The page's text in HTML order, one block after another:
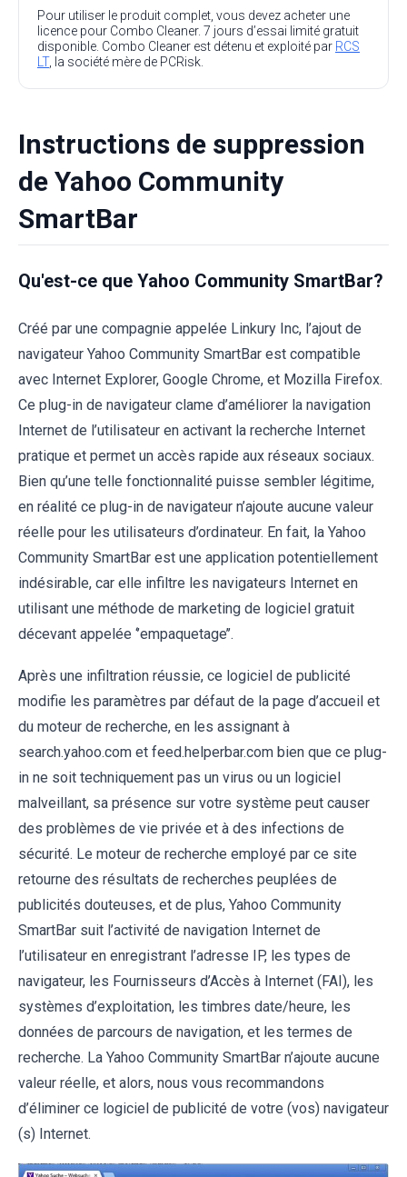
Pour utiliser le produit complet, vous devez acheter une
licence pour Combo Cleaner. 7 jours d’essai limité gratuit
disponible. Combo Cleaner est détenu et exploité par RCS
LT, la société mère de PCRisk.
Instructions de suppression
de Yahoo Community
SmartBar
Qu'est-ce que Yahoo Community SmartBar?
Créé par une compagnie appelée Linkury Inc, l’ajout de
navigateur Yahoo Community SmartBar est compatible
avec Internet Explorer, Google Chrome, et Mozilla Firefox.
Ce plug-in de navigateur clame d’améliorer la navigation
Internet de l’utilisateur en activant la recherche Internet
pratique et permet un accès rapide aux réseaux sociaux.
Bien qu’une telle fonctionnalité puisse sembler légitime,
en réalité ce plug-in de navigateur n’ajoute aucune valeur
réelle pour les utilisateurs d’ordinateur. En fait, la Yahoo
Community SmartBar est une application potentiellement
indésirable, car elle infiltre les navigateurs Internet en
utilisant une méthode de marketing de logiciel gratuit
décevant appelée ‘’empaquetage’’.
Après une infiltration réussie, ce logiciel de publicité
modifie les paramètres par défaut de la page d’accueil et
du moteur de recherche, en les assignant à
search.yahoo.com et feed.helperbar.com bien que ce plug-
in ne soit techniquement pas un virus ou un logiciel
malveillant, sa présence sur votre système peut causer
des problèmes de vie privée et à des infections de
sécurité. Le moteur de recherche employé par ce site
retourne des résultats de recherches peuplées de
publicités douteuses, et de plus, Yahoo Community
SmartBar suit l’activité de navigation Internet de
l’utilisateur en enregistrant l’adresse IP, les types de
navigateur, les Fournisseurs d’Accès à Internet (FAI), les
systèmes d’exploitation, les timbres date/heure, les
données de parcours de navigation, et les termes de
recherche. La Yahoo Community SmartBar n’ajoute aucune
valeur réelle, et alors, nous vous recommandons
d’éliminer ce logiciel de publicité de votre (vos) navigateur
(s) Internet.